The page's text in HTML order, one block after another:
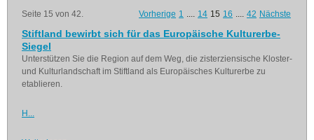
Seite 15 von 42.
Vorherige 1 .... 14 15 16 .... 42 Nächste
Stiftland bewirbt sich für das Europäische Kulturerbe-
Siegel
Unterstützen Sie die Region auf dem Weg, die zisterziensische Kloster-
und Kulturlandschaft im Stiftland als Europäisches Kulturerbe zu
etablieren.
H...